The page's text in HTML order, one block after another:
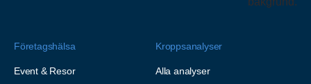
Företagshälsa
Event & Resor
Kroppsanalyser
Alla analyser